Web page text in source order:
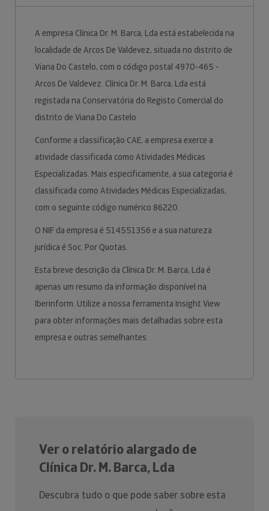
A empresa Clínica Dr. M. Barca, Lda está estabelecida na
localidade de Arcos De Valdevez, situada no distrito de
Viana Do Castelo, com o código postal 4970-465 -
Arcos De Valdevez. Clínica Dr. M. Barca, Lda está
registada na Conservatória do Registo Comercial do
distrito de Viana Do Castelo.
Conforme a classificação CAE, a empresa exerce a
atividade classificada como Atividades Médicas
Especializadas. Mais especificamente, a sua categoria é
classificada como Atividades Médicas Especializadas,
com o seguinte código numérico 86220.
O NIF da empresa é 514551356 e a sua natureza
jurídica é Soc. Por Quotas.
Esta breve descrição da Clínica Dr. M. Barca, Lda é
apenas um resumo da informação disponível na
Iberinform. Utilize a nossa ferramenta Insight View
para obter informações mais detalhadas sobre esta
empresa e outras semelhantes.
Ver o relatório alargado de
Clínica Dr. M. Barca, Lda
Descubra tudo o que pode saber sobre esta